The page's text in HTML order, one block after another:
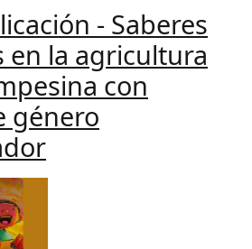
- Saberes
en la agricultura
con
género